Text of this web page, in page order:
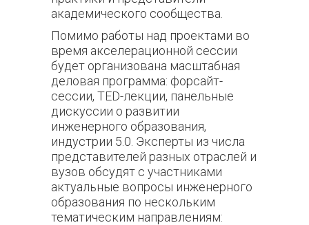
академического сообщества.
Помимо работы над проектами во
время акселерационной сессии
будет организована масштабная
деловая программа: форсайт-
сессии, TED-лекции, панельные
дискуссии о развитии
инженерного образования,
индустрии 5.0. Эксперты из числа
представителей разных отраслей и
вузов обсудят с участниками
актуальные вопросы инженерного
образования по нескольким
тематическим направлениям: